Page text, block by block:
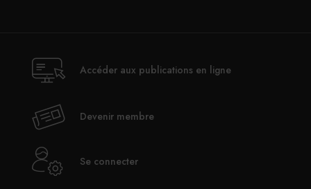
Accéder aux publications en ligne
Devenir membre
Se connecter